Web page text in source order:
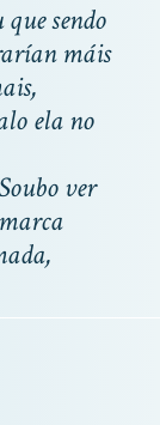
sendo
máis
ela no
ver